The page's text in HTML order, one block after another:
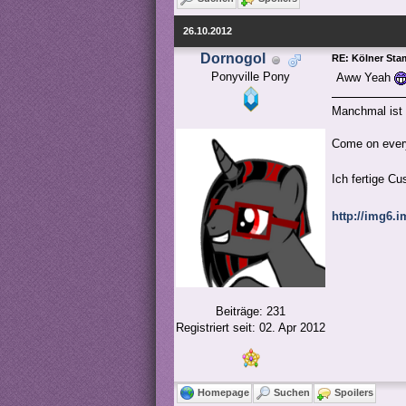
26.10.2012
Dornogol
Ponyville Pony
Beiträge: 231
Registriert seit: 02. Apr 2012
RE: Kölner
Aww Yeah
Manchmal
Come on
Ich fertige
http://
Homepage Suchen Spoilers